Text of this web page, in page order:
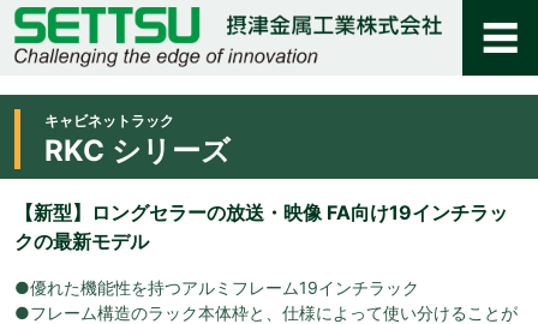
キャビネットラック
RKC シリーズ
【新型】ロングセラーの放送・映像 FA向け19インチラッ
クの最新モデル
●優れた機能性を持つアルミフレーム19インチラック
●フレーム構造のラック本体枠と、仕様によって使い分けることが